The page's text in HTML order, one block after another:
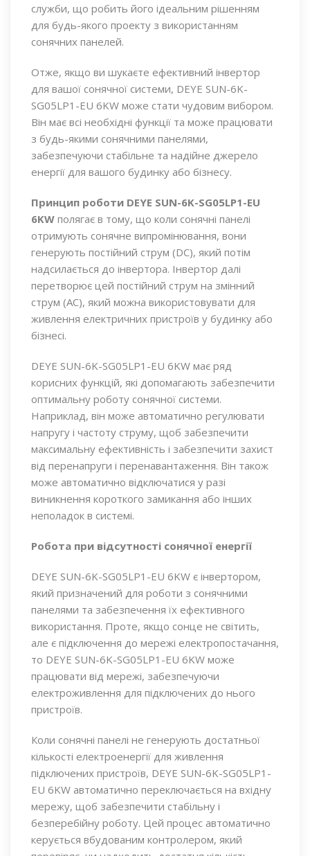
служби, що робить його ідеальним рішенням
для будь-якого проекту з використанням
сонячних панелей.
Отже, якщо ви шукаєте ефективний інвертор
для вашої сонячної системи, DEYE SUN-6K-
SG05LP1-EU 6KW може стати чудовим вибором.
Він має всі необхідні функції та може працювати
з будь-якими сонячними панелями,
забезпечуючи стабільне та надійне джерело
енергії для вашого будинку або бізнесу.
Принцип роботи DEYE SUN-6K-SG05LP1-EU
6KW полягає в тому, що коли сонячні панелі
отримують сонячне випромінювання, вони
генерують постійний струм (DC), який потім
надсилається до інвертора. Інвертор далі
перетворює цей постійний струм на змінний
струм (AC), який можна використовувати для
живлення електричних пристроїв у будинку або
бізнесі.
DEYE SUN-6K-SG05LP1-EU 6KW має ряд
корисних функцій, які допомагають забезпечити
оптимальну роботу сонячної системи.
Наприклад, він може автоматично регулювати
напругу і частоту струму, щоб забезпечити
максимальну ефективність і забезпечити захист
від перенапруги і перенавантаження. Він також
може автоматично відключатися у разі
виникнення короткого замикання або інших
неполадок в системі.
Робота при відсутності сонячної енергії
DEYE SUN-6K-SG05LP1-EU 6KW є інвертором,
який призначений для роботи з сонячними
панелями та забезпечення їх ефективного
використання. Проте, якщо сонце не світить,
але є підключення до мережі електропостачання,
то DEYE SUN-6K-SG05LP1-EU 6KW може
працювати від мережі, забезпечуючи
електроживлення для підключених до нього
пристроїв.
Коли сонячні панелі не генерують достатньої
кількості електроенергії для живлення
підключених пристроїв, DEYE SUN-6K-SG05LP1-
EU 6KW автоматично переключається на вхідну
мережу, щоб забезпечити стабільну і
безперебійну роботу. Цей процес автоматично
керується вбудованим контролером, який